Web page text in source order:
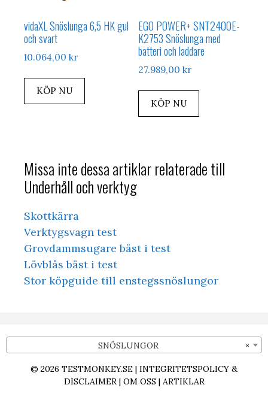
vidaXL Snöslunga 6,5 HK gul
och svart
10.064,00 kr
KÖP NU
EGO POWER+ SNT2400E-
K2753 Snöslunga med
batteri och laddare
27.989,00kr
KÖP NU
Missa inte dessa artiklar relaterade till
Underhåll och verktyg
Skottkärra
Verktygsvagn test
Grovdammsugare bäst i test
Lövblås bäst i test
Stor köpguide till enstegssnöslungor
×
SNÖSLUNGOR
© 2026 TESTMONKEY.SE | INTEGRITETSPOLICY &
DISCLAIMER| OM OSS| ARTIKLAR